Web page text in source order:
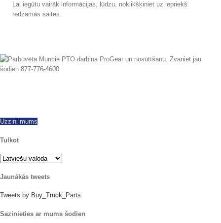
Lai iegūtu vairāk informācijas, lūdzu, noklikšķiniet uz iepriekš
redzamās saites.
Uzzini mums
Tulkot
Jaunākās tweets
Tweets by Buy_Truck_Parts
Sazinieties ar mums šodien